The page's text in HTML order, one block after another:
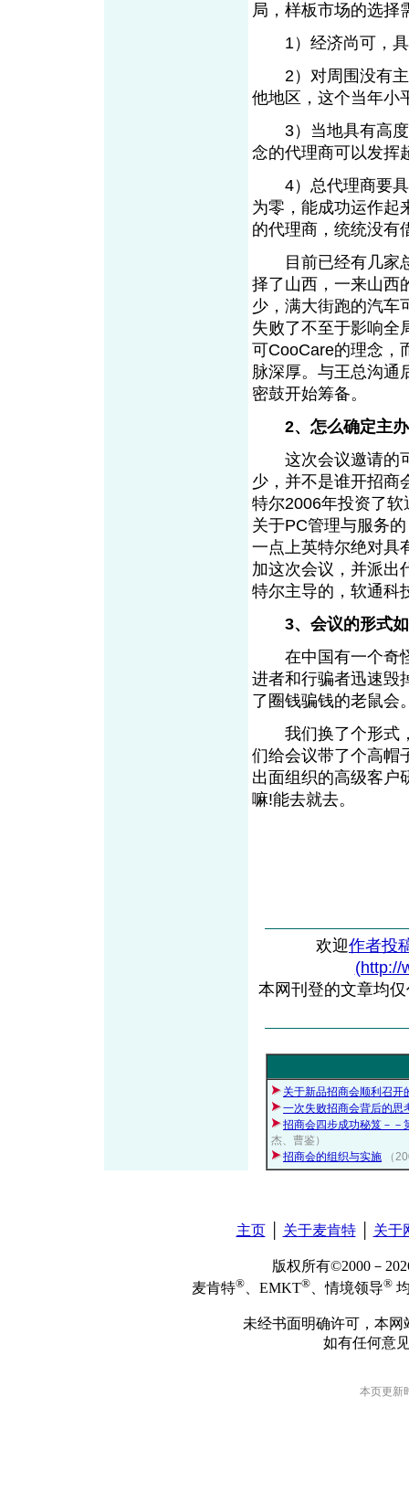
局，样板市场的选择
1）经济尚可，具
2）对周围没有主
他地区，这个当年
3）当地具有高度
念的代理商可以发挥
4）总代理商要具
为零，能成功运作起
的代理商，统统没
目前已经有几家总
择了山西，一来山西
少，满大街跑的汽车
失败了不至于影响全
可CooCare的理念，
脉深厚。与王总沟通
密鼓开始筹备。
2、怎么确定主
这次会议邀请的可
少，并不是谁开招商
特尔2006年投资了
关于PC管理与服务
一点上英特尔绝对具
加这次会议，并派出
特尔主导的，软通科
3、会议的形式
在中国有一个奇怪
进者和行骗者迅速毁
了圈钱骗钱的老鼠
我们换了个形式，
们给会议带了个高帽
出面组织的高级客户
嘛!能去就去。
欢迎作者投
(http://
本网刊登的文章均
关于新品招商会顺利召开
一次失败招商会背后的思
招商会四步成功秘笈－－
杰、曹鉴）
招商会的组织与实施
（
主页│ 关于麦肯特│ 关于
版权所有©2000－
麦肯特® 、EMKT® 、情境领导®
未经书面明确许可，本
如有任何意
本页更新